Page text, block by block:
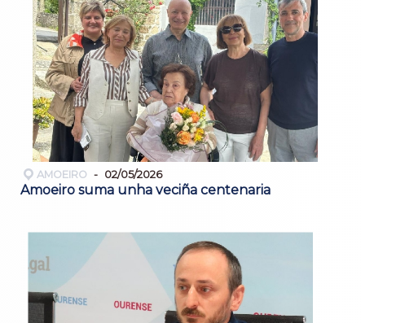
AMOEIRO 02/05/2026
Amoeiro suma unha veciña centenaria